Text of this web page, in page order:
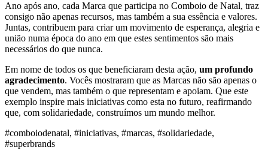
Ano após ano, cada Marca que participa no Comboio de Natal, traz
consigo não apenas recursos, mas também a sua essência e valores.
Juntas, contribuem para criar um movimento de esperança, alegria e
união numa época do ano em que estes sentimentos são mais
necessários do que nunca.
Em nome de todos os que beneficiaram desta ação, um profundo
agradecimento. Vocês mostraram que as Marcas não são apenas o
que vendem, mas também o que representam e apoiam. Que este
exemplo inspire mais iniciativas como esta no futuro, reafirmando
que, com solidariedade, construímos um mundo melhor.
#comboiodenatal, #iniciativas, #marcas, #solidariedade,
#superbrands